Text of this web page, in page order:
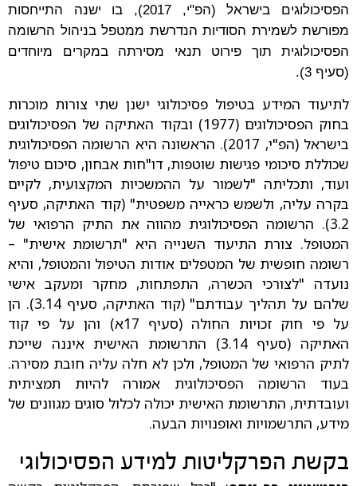
הפסיכולוגים בישראל (הפ"י, 2017), בו ישנה התייחסות
מפורשת לשמירת הסודיות הנדרשת ממטפל בניהול הרשומה
הפסיכולוגית תוך פירוט תנאי מסירתה במקרים מיוחדים
(סעיף 3).
לתיעוד המידע בטיפול פסיכולוגי ישנן שתי צורות מוכרות
בחוק הפסיכולוגים (1977) ובקוד האתיקה של הפסיכולוגים
בישראל (הפ"י, 2017). הראשונה היא הרשומה הפסיכולוגית
שכוללת סיכומי פגישות שוטפות, דו"חות אבחון, סיכום טיפול
ועוד, ותכליתה "לשמור על ההמשכיות המקצועית, לקיים
בקרה עליה, ולשמש כראייה משפטית" (קוד האתיקה, סעיף
3.2). הרשומה הפסיכולוגית מהווה את התיק הרפואי של
המטופל. צורת התיעוד השנייה היא "תרשומת אישית" –
רשומה חופשית של המטפלים אודות הטיפול והמטופל, והיא
נועדה "לצורכי הכשרה, התפתחות, מחקר ומעקב אישי
שלהם על תהליך עבודתם" (קוד האתיקה, סעיף 3.14). הן
על פי חוק זכויות החולה (סעיף 17א) והן על פי קוד
האתיקה (סעיף 3.14) התרשומת האישית איננה שייכת
לתיק הרפואי של המטופל, ולכן לא חלה עליה חובת מסירה.
בעוד הרשומה הפסיכולוגית אמורה להיות תמציתית
ועובדתית, התרשומת האישית יכולה לכלול סוגים מגוונים של
מידע, התרשמויות ואופנויות הבעה.
בקשת הפרקליטות למידע הפסיכולוגי